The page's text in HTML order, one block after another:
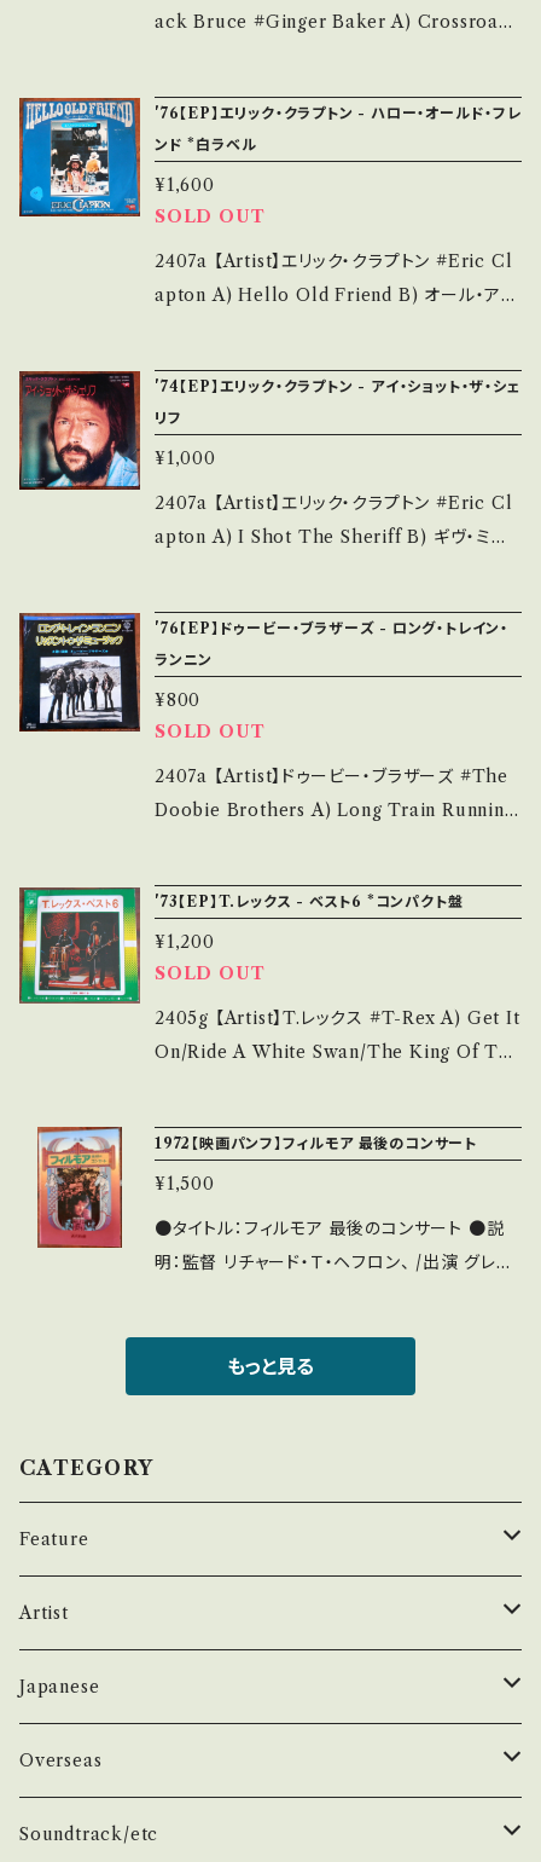
ます。 Please purchase it if you understan
い。 https://onbankutsu.thebase.in/items/1
4252144 お知らせ等は、About 画面にてご確
Wジャケ) _____________________
B・多少痛み・キズなど見られる C・痛み多・キズ
多く痛み多 *その他、+ - で補足しています。 *中
古という事をご理解して頂ける方のご購入をお
願い致します。 Please purchase it if you u
nderstand that it is second hand. *詳しく
は ■■■状態・説明 / 発送について■■■ を
面にてご確認ください。 ___
ack Bruce #Ginger Baker A) Crossroads
ル *なぜにジンジャー・ベーカーがフロントなの
か？ 参考視聴: https://youtu.be/PE9HvSdc
aL4?si=CTzbq2wZigWVHgXo 【Conditio
n】 Jacket/Record：C/B (国内盤/袋ジャケ/歌
詞カード) *ジャケダメージ ___________
______________ 【About the state/状
る C・痛み多・キズ多く痛み多 *その他、+ - で補
足しています。 *中古という事をご理解して頂け
る方のご購入をお願い致します。 Please purc
hase it if you understand that it is secon
d hand. *詳しくは ■■■状態・説明 / 発送に
等は、About 画面にてご確認ください。 ___【b
id】2408y
'76【EP】エリック・クラプトン - ハロー・オールド・フレ
ンド *白ラベル
¥1,600
SOLD OUT
2407a 【Artist】エリック・クラプトン #Eric Cl
apton A) Hello Old Friend B) オール・アワ
ポリドール *「No Reason To Cry」1stシング
ルカット 参考視聴: - 【Condition】 Jacket/Re
cord：B/B (国内盤/サンプル白レーベル) *ジャ
ケ裏書き込み判子、インナーセロテ _______
__________________ 【About the st
見られる C・痛み多・キズ多く痛み多 *その他、+
- で補足しています。 *中古という事をご理解し
て頂ける方のご購入をお願い致します。 Please
purchase it if you understand that it is s
econd hand. *詳しくは ■■■状態・説明 / 発
送について■■■ をご覧ください。 https://on
_【bid】2606y
'74【EP】エリック・クラプトン - アイ・ショット・ザ・シェ
リフ
¥1,000
2407a 【Artist】エリック・クラプトン #Eric Cl
apton A) I Shot The Sheriff B) ギヴ・ミー・
*ボブ・マーリー、カヴァー名曲！ 参考視聴: - 【C
ondition】 Jacket/Record：B/B (国内盤) __
_______________________ 【Abou
t the state/状態説明】 S・新品未開封など A・
綺麗・キズ等も無く、痛みも薄い B・多少痛み・キ
ズなど見られる C・痛み多・キズ多く痛み多 *そ
lease purchase it if you understand that
it is second hand. *詳しくは ■■■状態・説
明 / 発送について■■■ をご覧ください。 http
s://onbankutsu.thebase.in/items/1425214
4 お知らせ等は、About 画面にてご確認くださ
'76【EP】ドゥービー・ブラザーズ - ロング・トレイン・
ランニン
¥800
SOLD OUT
2407a 【Artist】ドゥービー・ブラザーズ #The
Doobie Brothers A) Long Train Running
ップリング！ 参考視聴: - 【Condition】 Jacket/
Record：B/B+ (国内盤) *ジャケ右上ダメージ
_________________________ 【Ab
out the state/状態説明】 S・新品未開封など
A・綺麗・キズ等も無く、痛みも薄い B・多少痛
事をご理解して頂ける方のご購入をお願い致し
ます。 Please purchase it if you understan
d that it is second hand. *詳しくは ■■■
状態・説明 / 発送について■■■ をご覧くださ
'73【EP】T.レックス - ベスト6 *コンパクト盤
¥1,200
SOLD OUT
2405g 【Artist】T.レックス #T-Rex A) Get It
On/Ride A White Swan/The King Of The
e】 1973 / KW2008 / ポリドール * 参考視聴:
- 【Condition】 Jacket/Record：B/B (国内
盤/袋ジャケ/ライナー) *ジャケ角すれ、ライナー
よれ _________________________
痛み・キズなど見られる C・痛み多・キズ多く痛
み多 *その他、+ - で補足しています。 *中古とい
■状態・説明 / 発送について■■■ をご覧くだ
1972【映画パンフ】フィルモア 最後のコンサート
¥1,500
●タイトル：フィルモア 最後のコンサート ●説
明：監督 リチャード・Ｔ・ヘフロン、 /出演 グレイ
サイズ：29.5 × 21cm ●状態：B *角スレ、微し
み等あり。 (!)こちらの商品はヤフオクでも出品
_______________________ 【Abou
t the state/状態説明】 S・新品未開封など A・
ズなど見られる C・痛み多・キズ多く痛み多 *そ
s://onbankutsu.thebase.in/items/1425214
4 お知らせ等は、About 画面にてご確認くださ
もっと見る
CATEGORY
Feature
昭和ヒット
50年代
60年代
昭和歌謡/演歌
演歌/艶歌/お座敷
ムード・コーラス歌謡
任侠//軍歌/やさぐれ歌謡
任侠/仁義
日本のロックとフォーク
Artist
THE BEATLES
BEATLES
Johm
ELVIS, Rock 'n' Roll '50S
The Rolling Stones
Japanese
1950~60 'S
Group
1970'S
Overseas
1950~60 'S
Soundtrack/etc